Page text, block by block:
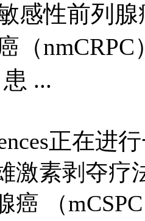
感性前列
（
患 ...
正在进
激素剥夺疗
癌 （